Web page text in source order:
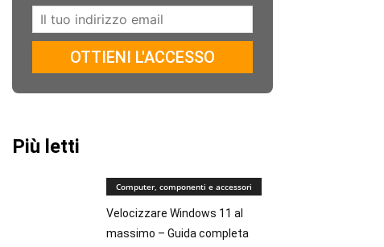
Più letti
Computer, componenti e accessori
Velocizzare Windows 11 al
massimo – Guida completa